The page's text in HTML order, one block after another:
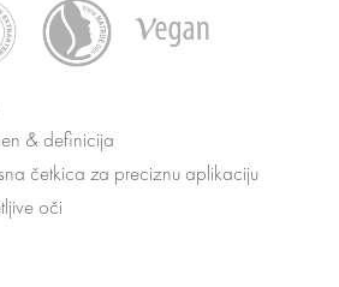
& definicija
četkica za preciznu aplikaciju
oči